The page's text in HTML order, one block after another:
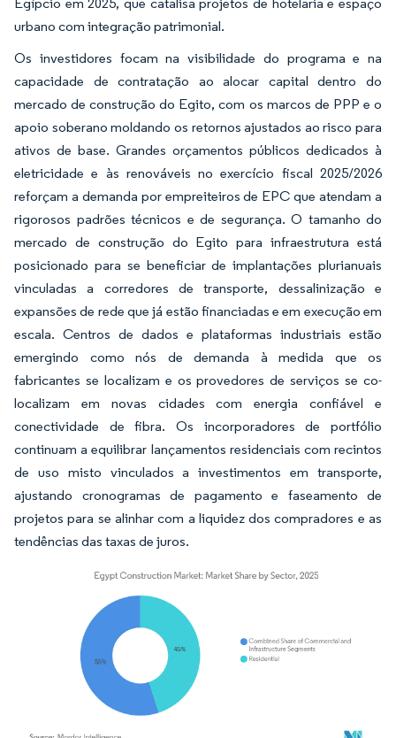
urbano com integração patrimonial.
Os investidores focam na visibilidade do programa e na
capacidade de contratação ao alocar capital dentro do
mercado de construção do Egito, com os marcos de PPP e o
apoio soberano moldando os retornos ajustados ao risco para
ativos de base. Grandes orçamentos públicos dedicados à
eletricidade e às renováveis no exercício fiscal 2025/2026
reforçam a demanda por empreiteiros de EPC que atendam a
rigorosos padrões técnicos e de segurança. O tamanho do
mercado de construção do Egito para infraestrutura está
posicionado para se beneficiar de implantações plurianuais
vinculadas a corredores de transporte, dessalinização e
expansões de rede que já estão financiadas e em execução em
escala. Centros de dados e plataformas industriais estão
emergindo como nós de demanda à medida que os
fabricantes se localizam e os provedores de serviços se co-
localizam em novas cidades com energia confiável e
conectividade de fibra. Os incorporadores de portfólio
continuam a equilibrar lançamentos residenciais com recintos
de uso misto vinculados a investimentos em transporte,
ajustando cronogramas de pagamento e faseamento de
projetos para se alinhar com a liquidez dos compradores e as
tendências das taxas de juros.